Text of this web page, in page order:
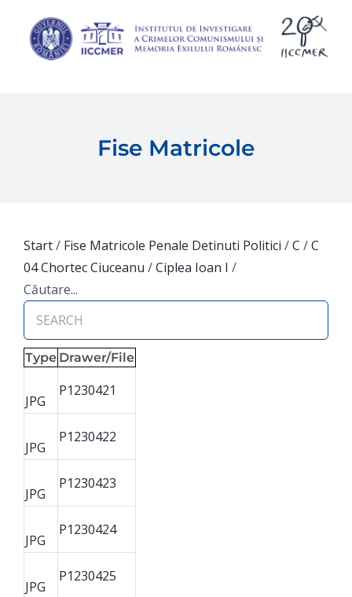
content
Fise Matricole
Start/ Fise Matricole Penale Detinuti Politici /C /C
04 Chortec Ciuceanu /Ciplea Ioan I /
Căutare...
Type Drawer/File
JPG
P1230421
JPG
P1230422
JPG
P1230423
JPG
P1230424
JPG
P1230425